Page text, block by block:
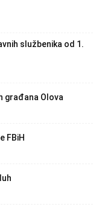
službenika od 1.
građana Olova
FBiH